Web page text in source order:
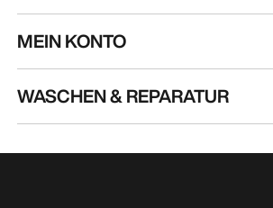
MEIN KONTO
WASCHEN & REPARATUR